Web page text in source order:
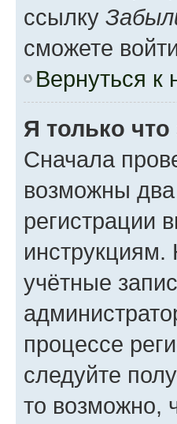
ссылку
сможете
Вернуться к
Я только
Сначала
возможны
регистрации
учётные
процессе
следуйте
то возможно,